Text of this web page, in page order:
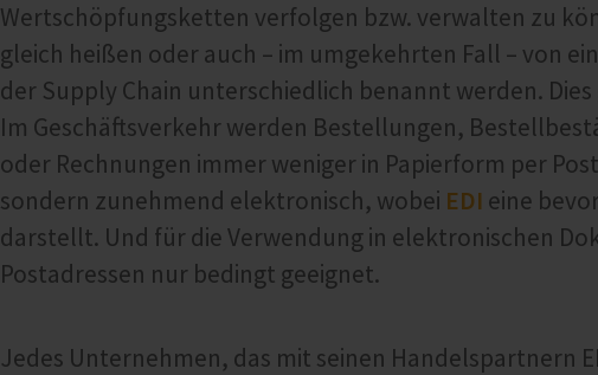
Wertschöpfungsketten verfolgen bzw. verwalten zu
gleich heißen oder auch – im umgekehrten Fall – von
der Supply Chain unterschiedlich benannt werden.
Im Geschäftsverkehr werden Bestellungen,
oder Rechnungen immer weniger in Papierform per
sondern zunehmend elektronisch, wobei EDI eine
darstellt. Und für die Verwendung in elektronischen
Postadressen nur bedingt geeignet.
Jedes Unternehmen, das mit seinen Handelspartnern